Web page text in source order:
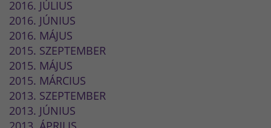
2016. JÚLIUS
2016. JÚNIUS
2016. MÁJUS
2015. SZEPTEMBER
2015. MÁJUS
2015. MÁRCIUS
2013. SZEPTEMBER
2013. JÚNIUS